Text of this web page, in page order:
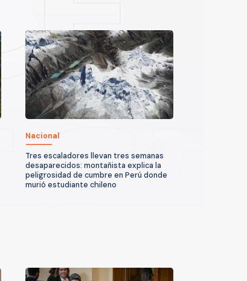
Nacional
Tres escaladores llevan tres semanas
desaparecidos: montañista explica la
peligrosidad de cumbre en Perú donde
murió estudiante chileno